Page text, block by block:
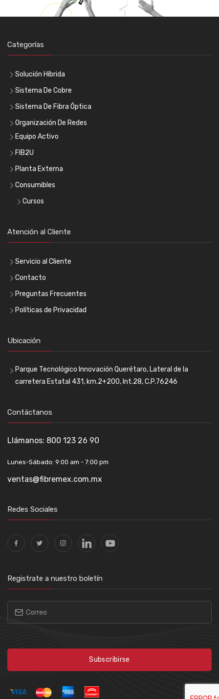
Categorías
Solución Híbrida
Sistema De Cobre
Sistema De Fibra Óptica
Organización De Redes
Equipo Activo
FIB2U
Planta Externa
Consumibles
Cursos
Atención al Cliente
Servicio al Cliente
Contacto
Preguntas Frecuentes
Políticas de Privacidad
Ubicación
Parque Tecnológico Innovación Querétaro, Lateral de la
carretera Estatal 431, km.2+200, Int.28, C.P.76246
Contáctanos
Llámanos: 800 123 26 90
Lunes-Sábado: 9:00 am - 7:00 pm
ventas@fibremex.com.mx
Redes Sociales
Registrate a nuestro boletín
Subscribirse